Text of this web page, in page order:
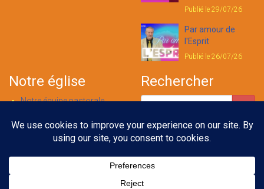
Publié le 29/07/26
Par amour de
l'Esprit
Publié le 26/07/26
Notre église
Notre équipe pastorale
Notre foi
Rechercher